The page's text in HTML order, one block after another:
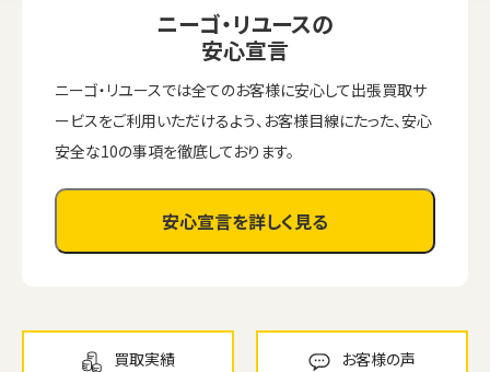
ニーゴ・リユースの
安心宣言
ニーゴ・リユースでは全てのお客様に安心して出張買取サ
ービスをご利用いただけるよう、お客様目線にたった、安心
安全な10の事項を徹底しております。
安心宣言を詳しく見る
買取実績 お客様の声